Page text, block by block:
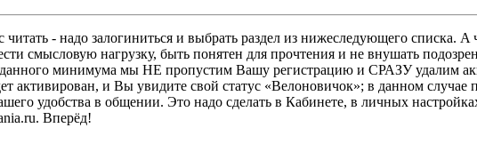
- надо залогиниться и выбрать раздел из нижеследующего списка.
смысловую нагрузку, быть понятен для прочтения и не внушать
минимума мы НЕ пропустим Вашу регистрацию и СРАЗУ удалим
активирован, и Вы увидите свой статус «Велоновичок»; в данном
удобства в общении. Это надо сделать в Кабинете, в личных
Вперёд!